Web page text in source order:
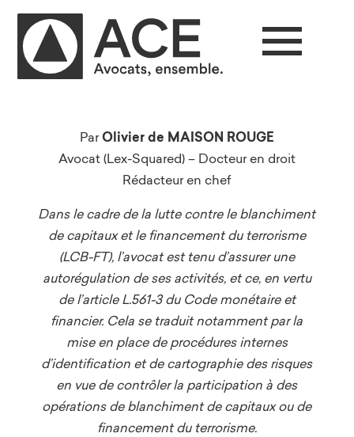
ParOlivier de MAISON ROUGE
Avocat (Lex-Squared) – Docteur en droit
Rédacteur en chef
Dans le cadre de la lutte contre le blanchiment
de capitaux et le financement du terrorisme
(LCB-FT), l’avocat est tenu d’assurer une
autorégulation de ses activités, et ce, en vertu
de l’article L.561-3 du Code monétaire et
financier. Cela se traduit notamment par la
mise en place de procédures internes
d’identification et de cartographie des risques
en vue de contrôler la participation à des
opérations de blanchiment de capitaux ou de
financement du terrorisme.